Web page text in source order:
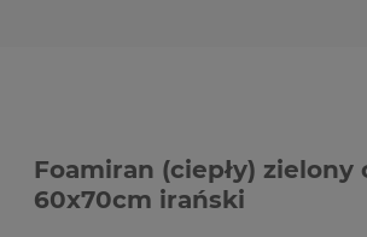
Foamiran (ciepły) zielony
60x70cm irański